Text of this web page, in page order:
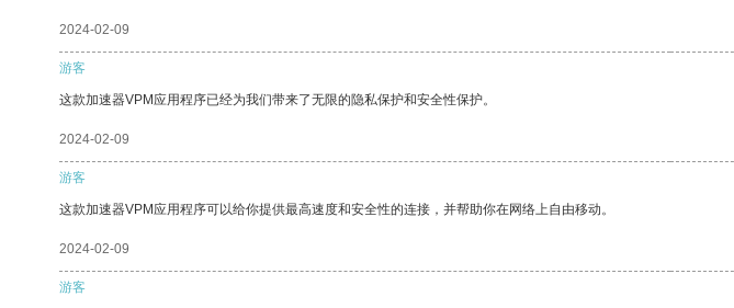
2024-02-09
游客
这款加速器VPM应用程序已经为我们带来了无限的隐私保护和安全性保护。
2024-02-09
游客
这款加速器VPM应用程序可以给你提供最高速度和安全性的连接，并帮助你在网络上自由移动。
2024-02-09
游客